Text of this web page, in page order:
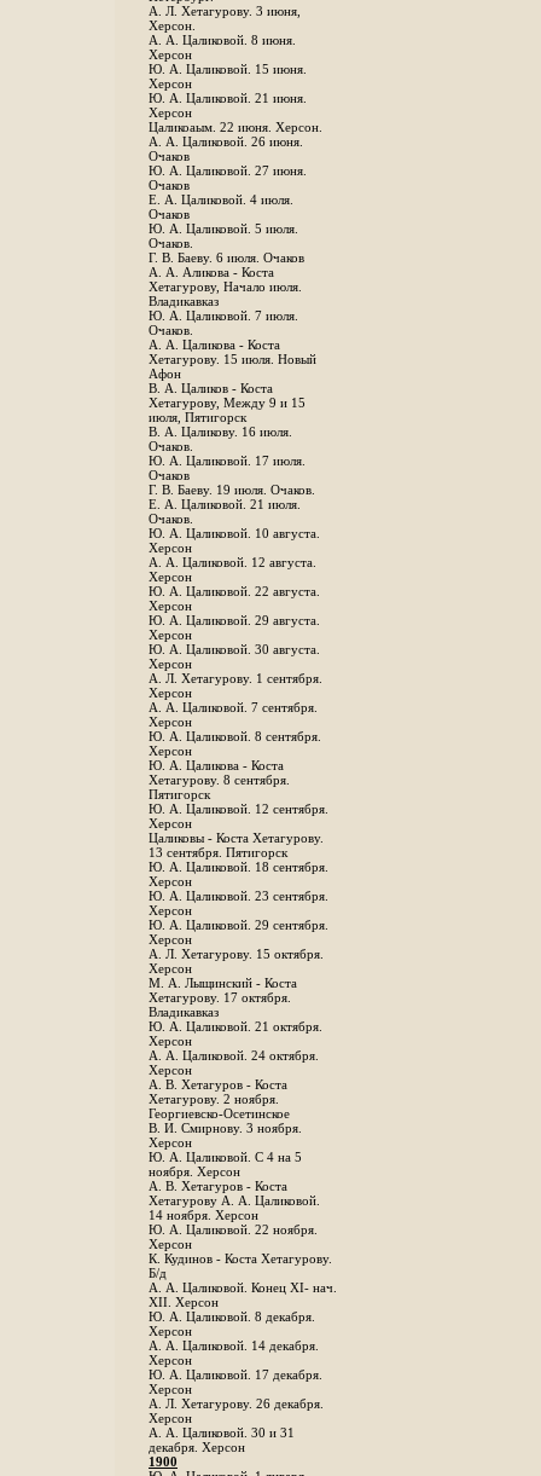
А. Л. Хетагурову. 3 июня,
Херсон.
А. А. Цаликовой. 8 июня.
Херсон
Ю. А. Цаликовой. 15 июня.
Херсон
Ю. А. Цаликовой. 21 июня.
Херсон
Цаликоаым. 22 июня. Херсон.
А. А. Цаликовой. 26 июня.
Очаков
Ю. А. Цаликовой. 27 июня.
Очаков
Е. А. Цаликовой. 4 июля.
Очаков
Ю. А. Цаликовой. 5 июля.
Очаков.
Г. В. Баеву. 6 июля. Очаков
А. А. Аликова - Коста
Хетагурову, Начало июля.
Владикавказ
Ю. А. Цаликовой. 7 июля.
Очаков.
А. А. Цаликова - Коста
Хетагурову. 15 июля. Новый
Афон
В. А. Цаликов - Коста
Хетагурову, Между 9 и 15
июля, Пятигорск
В. А. Цаликову. 16 июля.
Очаков.
Ю. А. Цаликовой. 17 июля.
Очаков
Г. В. Баеву. 19 июля. Очаков.
Е. А. Цаликовой. 21 июля.
Очаков.
Ю. А. Цаликовой. 10 августа.
Херсон
А. А. Цаликовой. 12 августа.
Херсон
Ю. А. Цаликовой. 22 августа.
Херсон
Ю. А. Цаликовой. 29 августа.
Херсон
Ю. А. Цаликовой. 30 августа.
Херсон
А. Л. Хетагурову. 1 сентября.
Херсон
А. А. Цаликовой. 7 сентября.
Херсон
Ю. А. Цаликовой. 8 сентября.
Херсон
Ю. А. Цаликова - Коста
Хетагурову. 8 сентября.
Пятигорск
Ю. А. Цаликовой. 12 сентября.
Херсон
Цаликовы - Коста Хетагурову.
13 сентября. Пятигорск
Ю. А. Цаликовой. 18 сентября.
Херсон
Ю. А. Цаликовой. 23 сентября.
Херсон
Ю. А. Цаликовой. 29 сентября.
Херсон
А. Л. Хетагурову. 15 октября.
Херсон
М. А. Лыщинский - Коста
Хетагурову. 17 октября.
Владикавказ
Ю. А. Цаликовой. 21 октября.
Херсон
А. А. Цаликовой. 24 октября.
Херсон
A. В. Хетагуров - Коста
Хетагурову. 2 ноября.
Георгиевско-Осетинское
B. И. Смирнову. 3 ноября.
Херсон
Ю. А. Цаликовой. С 4 на 5
ноября. Херсон
А. В. Хетагуров - Коста
Хетагурову А. А. Цаликовой.
14 ноября. Херсон
Ю. А. Цаликовой. 22 ноября.
Херсон
К. Кудинов - Коста Хетагурову.
Б/д
А. А. Цаликовой. Конец XI- нач.
XII. Херсон
Ю. А. Цаликовой. 8 декабря.
Херсон
А. А. Цаликовой. 14 декабря.
Херсон
Ю. А. Цаликовой. 17 декабря.
Херсон
А. Л. Хетагурову. 26 декабря.
Херсон
А. А. Цаликовой. 30 и 31
декабря. Херсон
1900